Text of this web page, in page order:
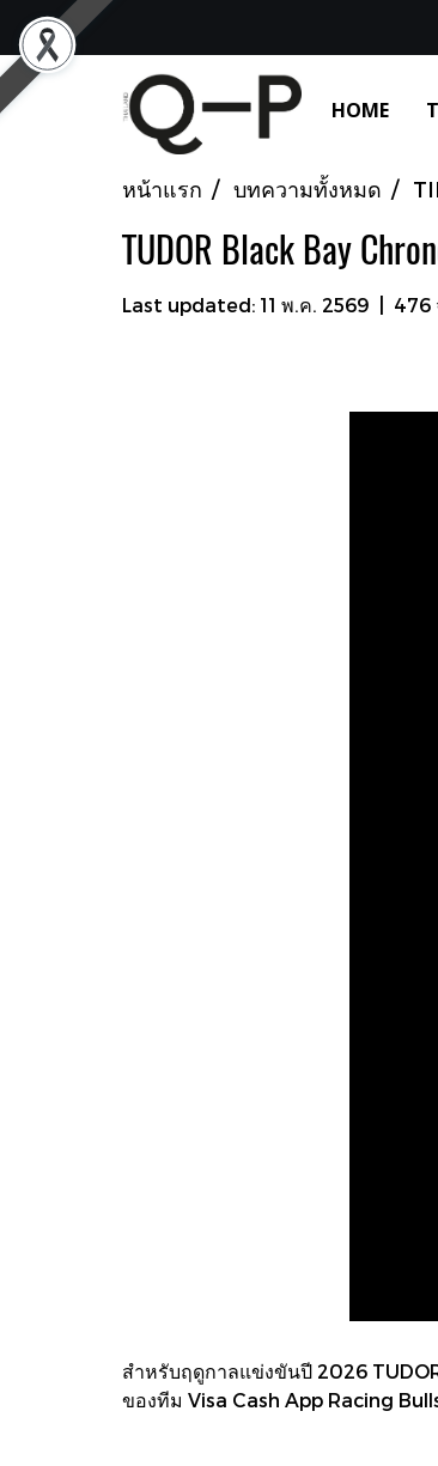
HOME
หน้าแรก บทความทั้งหมด
TUDOR Black Bay
Last updated: 11 พ.ค. 2569 476
สำหรับฤดูกาลแข่งขันปี 2026
ของทีม Visa Cash App Racing